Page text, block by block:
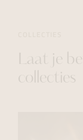
Laat je
collecties